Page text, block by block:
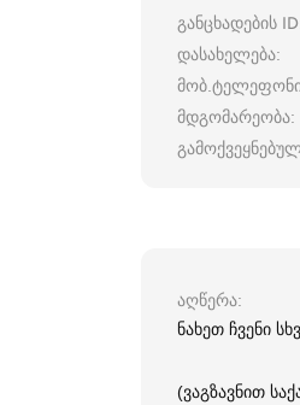
განცხადების ID
დასახელება
მდგომარეობა
აღწერა
ნახეთ ჩვენი
(ვაგზავნით